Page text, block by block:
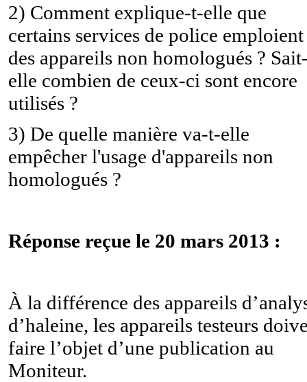
2) Comment explique-t-elle que
certains services de police emploient
des appareils non homologués ?
elle combien de ceux-ci sont encore
utilisés ?
3) De quelle manière va-t-elle
empêcher l'usage d'appareils non
homologués ?
Réponse reçue le 20 mars 2013 :
À la différence des appareils
d’haleine, les appareils testeurs
faire l’objet d’une publication au
Moniteur.